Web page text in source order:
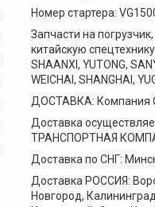
Номер стартера:
Запчасти на
китайскую спецтехнику
SHAANXI, YUTONG,
WEICHAI, SHANGHAI,
ДОСТАВКА: Компания
Доставка
ТРАНСПОРТНАЯ
Доставка по СНГ:
Доставка РОССИЯ:
Новгород,